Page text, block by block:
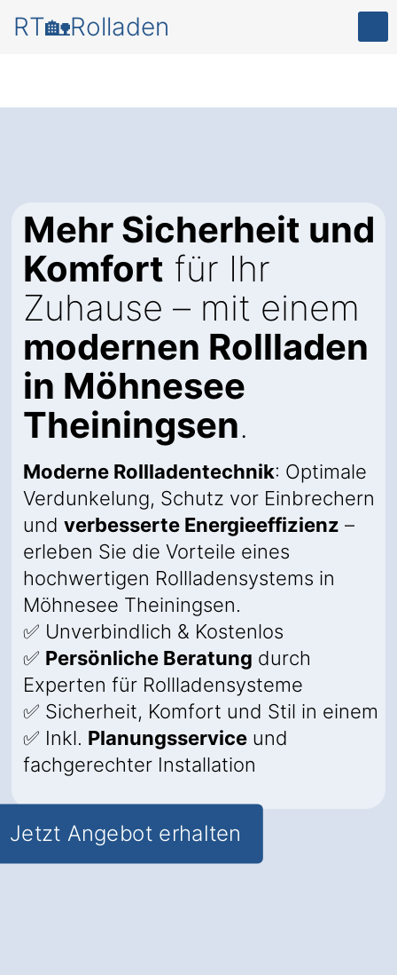
RT🏡Rolladen
Mehr Sicherheit und
Komfort für Ihr
Zuhause – mit einem
modernen Rollladen
in Möhnesee
Theiningsen.
Moderne Rollladentechnik: Optimale
Verdunkelung, Schutz vor Einbrechern
und verbesserte Energieeffizienz –
erleben Sie die Vorteile eines
hochwertigen Rollladensystems in
Möhnesee Theiningsen.
✅ Unverbindlich & Kostenlos
✅ Persönliche Beratung durch
Experten für Rollladensysteme
✅ Sicherheit, Komfort und Stil in einem
✅ Inkl. Planungsservice und
fachgerechter Installation
Jetzt Angebot erhalten